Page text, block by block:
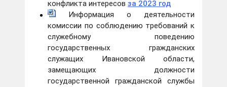
конфликта интересов за 2023 год
Информация о деятельности
комиссии по соблюдению требований к
служебному поведению
государственных гражданских
служащих Ивановской области,
замещающих должности
государственной гражданской службы